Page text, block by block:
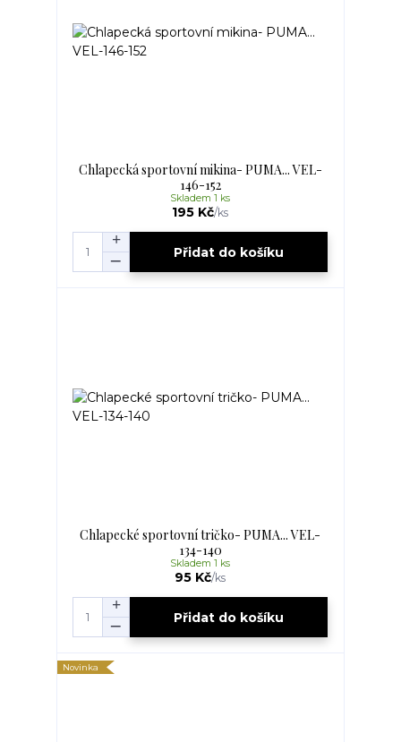
Chlapecká sportovní mikina- PUMA... VEL-
146-152
195 Kč/ks
Skladem 1 ks
Přidat do košíku
Chlapecké sportovní tričko- PUMA... VEL-
134-140
95 Kč/ks
Skladem 1 ks
Přidat do košíku
Novinka